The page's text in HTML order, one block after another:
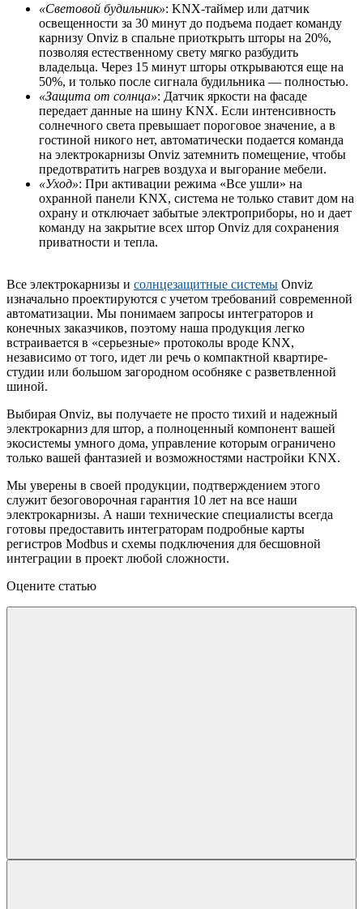
«Световой будильник»: KNX-таймер или датчик
освещенности за 30 минут до подъема подает команду
карнизу Onviz в спальне приоткрыть шторы на 20%,
позволяя естественному свету мягко разбудить
владельца. Через 15 минут шторы открываются еще на
50%, и только после сигнала будильника — полностью.
«Защита от солнца»: Датчик яркости на фасаде
передает данные на шину KNX. Если интенсивность
солнечного света превышает пороговое значение, а в
гостиной никого нет, автоматически подается команда
на электрокарнизы Onviz затемнить помещение, чтобы
предотвратить нагрев воздуха и выгорание мебели.
«Уход»: При активации режима «Все ушли» на
охранной панели KNX, система не только ставит дом на
охрану и отключает забытые электроприборы, но и дает
команду на закрытие всех штор Onviz для сохранения
приватности и тепла.
Все электрокарнизы и солнцезащитные системы Onviz
изначально проектируются с учетом требований современной
автоматизации. Мы понимаем запросы интеграторов и
конечных заказчиков, поэтому наша продукция легко
встраивается в «серьезные» протоколы вроде KNX,
независимо от того, идет ли речь о компактной квартире-
студии или большом загородном особняке с разветвленной
шиной.
Выбирая Onviz, вы получаете не просто тихий и надежный
электрокарниз для штор, а полноценный компонент вашей
экосистемы умного дома, управление которым ограничено
только вашей фантазией и возможностями настройки KNX.
Мы уверены в своей продукции, подтверждением этого
служит безоговорочная гарантия 10 лет на все наши
электрокарнизы. А наши технические специалисты всегда
готовы предоставить интеграторам подробные карты
регистров Modbus и схемы подключения для бесшовной
интеграции в проект любой сложности.
Оцените статью